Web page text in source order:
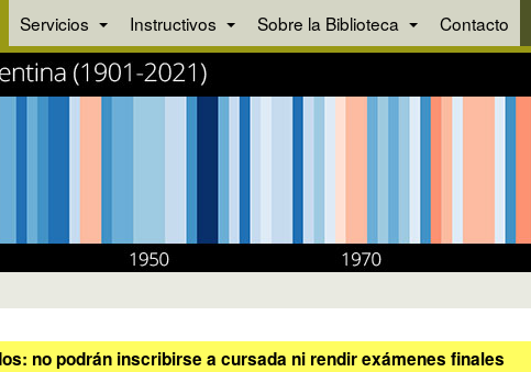
Servicios Instructivos Sobre la Biblioteca Contacto
no podrán inscribirse a cursada ni rendir exámenes finales